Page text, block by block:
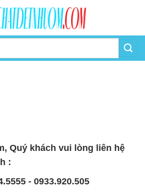
Quý khách vui lòng liên hệ
:
- 0933.920.505